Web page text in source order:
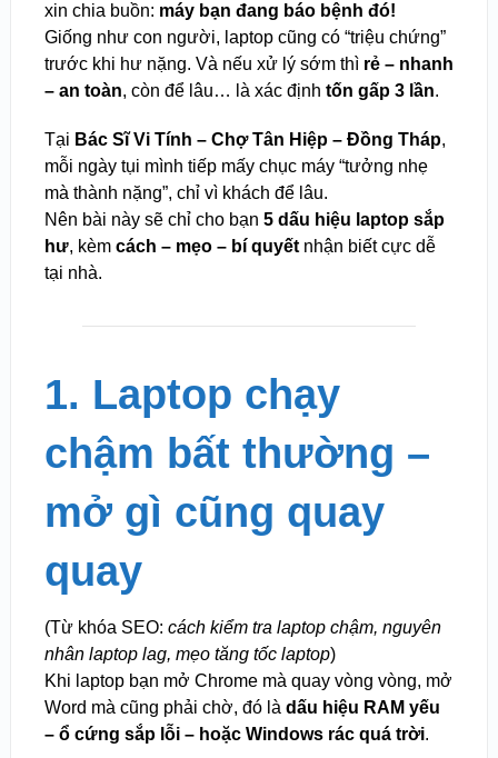
xin chia buồn: máy bạn đang báo bệnh đó!
Giống như con người, laptop cũng có “triệu chứng”
trước khi hư nặng. Và nếu xử lý sớm thì rẻ – nhanh
– an toàn, còn để lâu… là xác định tốn gấp 3 lần.
Tại Bác Sĩ Vi Tính – Chợ Tân Hiệp – Đồng Tháp,
mỗi ngày tụi mình tiếp mấy chục máy “tưởng nhẹ
mà thành nặng”, chỉ vì khách để lâu.
Nên bài này sẽ chỉ cho bạn 5 dấu hiệu laptop sắp
hư, kèm cách – mẹo – bí quyếtnhận biết cực dễ
tại nhà.
1. Laptop chạy
chậm bất thường –
mở gì cũng quay
quay
(Từ khóa SEO: cách kiểm tra laptop chậm, nguyên
nhân laptop lag, mẹo tăng tốc laptop)
Khi laptop bạn mở Chrome mà quay vòng vòng, mở
Word mà cũng phải chờ, đó là dấu hiệu RAM yếu
– ổ cứng sắp lỗi – hoặc Windows rác quá trời.